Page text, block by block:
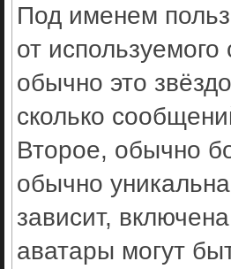
Под именем
от
обычно это
сколько
Второе, обычно
обычно
зависит,
аватары могут